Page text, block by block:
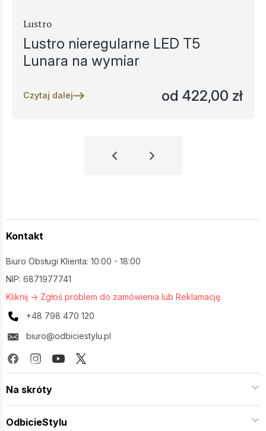
Lustro
Lustro nieregularne LED T5
Lunara na wymiar
Czytaj dalej od 422,00 zł
Na skróty
OdbicieStylu
Kontakt
Biuro Obsługi Klienta: 10:00 - 18:00
NIP: 6871977741
Kliknij -> Zgłoś problem do zamówienia lub Reklamację
+48 798 470 120
biuro@odbiciestylu.pl